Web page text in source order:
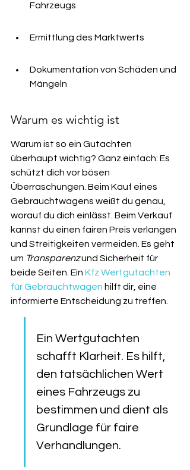
Fahrzeugs
Ermittlung des Marktwerts
Dokumentation von Schäden und
Mängeln
Warum es wichtig ist
Warum ist so ein Gutachten
überhaupt wichtig? Ganz einfach: Es
schützt dich vor bösen
Überraschungen. Beim Kauf eines
Gebrauchtwagens weißt du genau,
worauf du dich einlässt. Beim Verkauf
kannst du einen fairen Preis verlangen
und Streitigkeiten vermeiden. Es geht
um Transparenz und Sicherheit für
beide Seiten. Ein Kfz Wertgutachten
für Gebrauchtwagen hilft dir, eine
informierte Entscheidung zu treffen.
Ein Wertgutachten
schafft Klarheit. Es hilft,
den tatsächlichen Wert
eines Fahrzeugs zu
bestimmen und dient als
Grundlage für faire
Verhandlungen.